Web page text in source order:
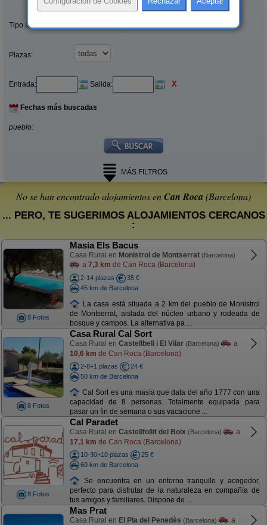
Tipo alquiler:
Plazas:
Entrada: Salida: X
Fechas más buscadas
pueblo:
MÁS FILTROS
No se han encontrado alojamientos enCan Roca (Barcelona)
... PERO, TE SUGERIMOS ALOJAMIENTOS CERCANOS
:
8 Fotos
Masia Els Bacus
Casa Rural en Monistrol de Montserrat (Barcelona)
a 7,3 km de Can Roca (Barcelona)
2-14 plazas
35 €
45 km de Barcelona
La casa está situada a 2 km del pueblo de Monistrol
de Montserrat, aislada del núcleo urbano y rodeada de
bosque y campos. La alternativa pa ...
8 Fotos
Casa Rural Cal Sort
Casa Rural en Castellbell i El Vilar (Barcelona)
a
10,6 km de Can Roca (Barcelona)
2-8+1 plazas
24 €
50 km de Barcelona
Cal Sort es una masía que data del año 1777 con una
capacidad de 8 personas. Totalmente equipada para
pasar un fin de semana o sus vacacione ...
8 Fotos
Cal Paradet
Casa Rural en Castellfollit del Boix (Barcelona)
a
17,1 km de Can Roca (Barcelona)
10-30+10 plazas
25 €
60 km de Barcelona
Se encuentra en un entorno tranquilo y acogedor,
perfecto para disfrutar de la naturaleza en compañía de
tus amigos y familiares. Dispone de ...
Mas Prat
Casa Rural en El Pla del Penedès (Barcelona)
a